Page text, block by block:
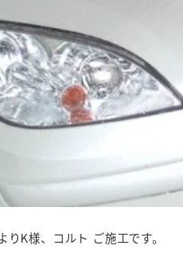
りK様、コルト ご施工です。